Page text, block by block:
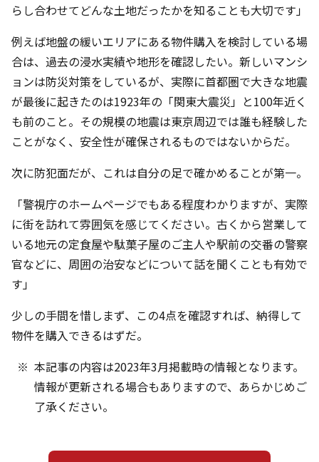
らし合わせてどんな土地だったかを知ることも大切です」
例えば地盤の緩いエリアにある物件購入を検討している場
合は、過去の浸水実績や地形を確認したい。新しいマンシ
ョンは防災対策をしているが、実際に首都圏で大きな地震
が最後に起きたのは1923年の「関東大震災」と100年近く
も前のこと。その規模の地震は東京周辺では誰も経験した
ことがなく、安全性が確保されるものではないからだ。
次に防犯面だが、これは自分の足で確かめることが第一。
「警視庁のホームページでもある程度わかりますが、実際
に街を訪れて雰囲気を感じてください。古くから営業して
いる地元の定食屋や駄菓子屋のご主人や駅前の交番の警察
官などに、周囲の治安などについて話を聞くことも有効で
す」
少しの手間を惜しまず、この4点を確認すれば、納得して
物件を購入できるはずだ。
本記事の内容は2023年3月掲載時の情報となります。
情報が更新される場合もありますので、あらかじめご
了承ください。